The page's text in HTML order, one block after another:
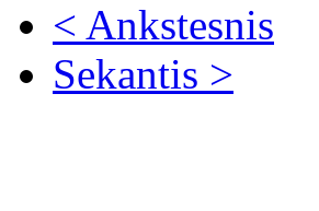
< Ankstesnis
Sekantis >